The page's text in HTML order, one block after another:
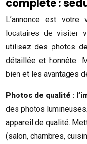
complète :
L’annonce est
locataires de visiter
utilisez des photos
détaillée et honnête.
bien et les avantages
Photos de qualité :
des photos
appareil de qualité.
(salon, chambres,